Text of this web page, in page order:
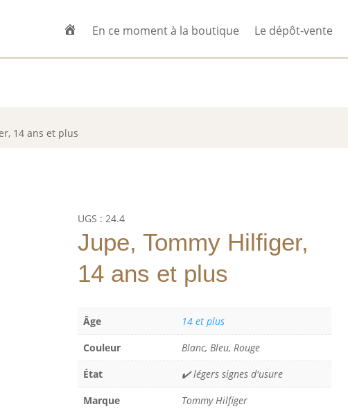
En ce moment à la boutique Le dépôt-vente
14 ans et plus
UGS : 24.4
Jupe, Tommy Hilfiger,
14 ans et plus
Âge
14 et plus
Couleur
Blanc, Bleu, Rouge
État
✔️ légers signes d'usure
Marque
Tommy Hilfiger